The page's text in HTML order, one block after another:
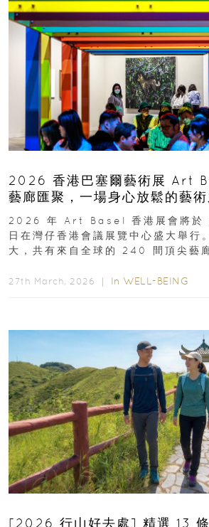
2026 香港巴塞爾藝術展 Art
藝廊匯聚，一場身心放鬆的藝術
2026 年 Art Basel 香港展會將於
日在灣仔香港會議展覽中心盛大舉行
大，共有來自全球的 240 間頂尖藝
27th March, 2026 ｜ In WELL-BEING
[2026 行山好去處] 精選 13 條